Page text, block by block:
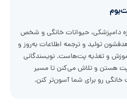
دامپزشکی، حیوانات خانگی و شخص
تولید و ترجمه اطلاعات به‌روز و
و تغذیه پت‌هاست. نویسندگانی
هستن و تلاش می‌کنن تا مسیر
خانگی رو برای شما آسون‌تر کنن.